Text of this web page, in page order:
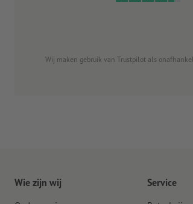
Wij maken gebruik van Trustpilot als
Wie zijn wij Service